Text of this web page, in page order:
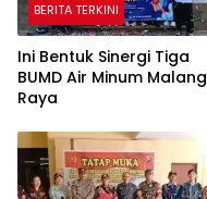
BERITA TERKINI
Ini Bentuk Sinergi Tiga
BUMD Air Minum Malang
Raya